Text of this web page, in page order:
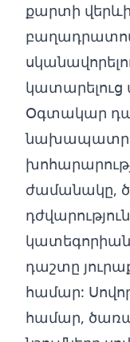
քարտի
Օգտակար
ժամանակը,
դաշտը
համար:
համար,